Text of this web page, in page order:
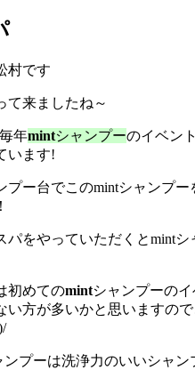
村です
て来ましたね～
年mintシャンプーのイベン
います!
プー台でこのmintシャンプー
パをやっていただくとmintシ
初めてのmintシャンプーの
い方が多いかと思いますの
ンプーは洗浄力のいいシャ